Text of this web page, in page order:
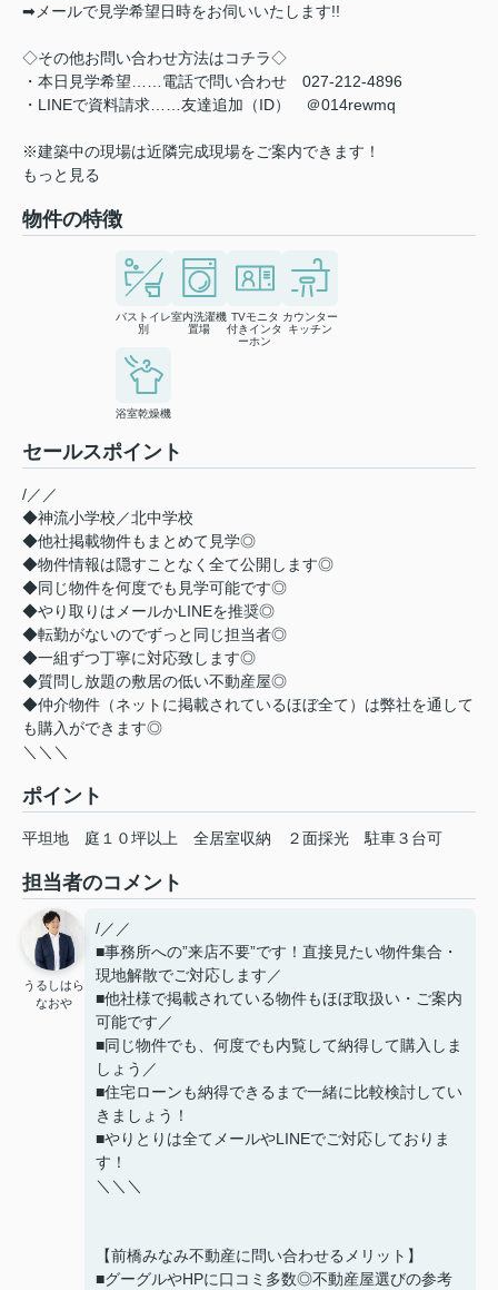
➡メールで見学希望日時をお伺いいたします!!
◇その他お問い合わせ方法はコチラ◇
・本日見学希望……電話で問い合わせ 027-212-4896
・LINEで資料請求……友達追加（ID） ＠014rewmq
※建築中の現場は近隣完成現場をご案内できます！
もっと見る
物件の特徴
バストイレ
別
室内洗濯機
置場
TVモニタ
付きインタ
ーホン
カウンター
キッチン
浴室乾燥機
セールスポイント
/／／
◆神流小学校／北中学校
◆他社掲載物件もまとめて見学◎
◆物件情報は隠すことなく全て公開します◎
◆同じ物件を何度でも見学可能です◎
◆やり取りはメールかLINEを推奨◎
◆転勤がないのでずっと同じ担当者◎
◆一組ずつ丁寧に対応致します◎
◆質問し放題の敷居の低い不動産屋◎
◆仲介物件（ネットに掲載されているほぼ全て）は弊社を通して
も購入ができます◎
＼＼＼
ポイント
平坦地 庭１０坪以上 全居室収納 ２面採光 駐車３台可
担当者のコメント
うるしはら
なおや
/／／
■事務所への”来店不要”です！直接見たい物件集合・
現地解散でご対応します／
■他社様で掲載されている物件もほぼ取扱い・ご案内
可能です／
■同じ物件でも、何度でも内覧して納得して購入しま
しょう／
■住宅ローンも納得できるまで一緒に比較検討してい
きましょう！
■やりとりは全てメールやLINEでご対応しておりま
す！
＼＼＼
【前橋みなみ不動産に問い合わせるメリット】
■グーグルやHPに口コミ多数◎不動産屋選びの参考